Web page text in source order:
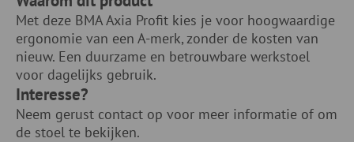
Met deze BMA Axia Profit kies je voor hoogwaardige
ergonomie van een A-merk, zonder de kosten van
nieuw. Een duurzame en betrouwbare werkstoel
voor dagelijks gebruik.
Interesse?
Neem gerust contact op voor meer informatie of om
de stoel te bekijken.